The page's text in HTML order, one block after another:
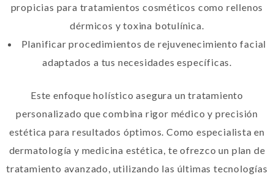
propicias para tratamientos cosméticos como rellenos
dérmicos y toxina botulínica.
Planificar procedimientos de rejuvenecimiento facial
adaptados a tus necesidades específicas.
Este enfoque holístico asegura un tratamiento
personalizado que combina rigor médico y precisión
estética para resultados óptimos. Como especialista en
dermatología y medicina estética, te ofrezco un plan de
tratamiento avanzado, utilizando las últimas tecnologías